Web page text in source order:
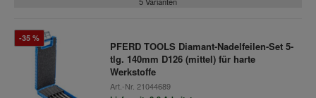
-35 %
PFERD TOOLS Diamant-Nadelfeilen-Set 5-
tlg. 140mm D126 (mittel) für harte
Werkstoffe
Art.-Nr. 21044689